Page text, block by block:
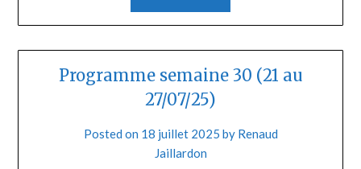
Programme semaine 30 (21 au
27/07/25)
Posted on 18 juillet 2025 by Renaud
Jaillardon